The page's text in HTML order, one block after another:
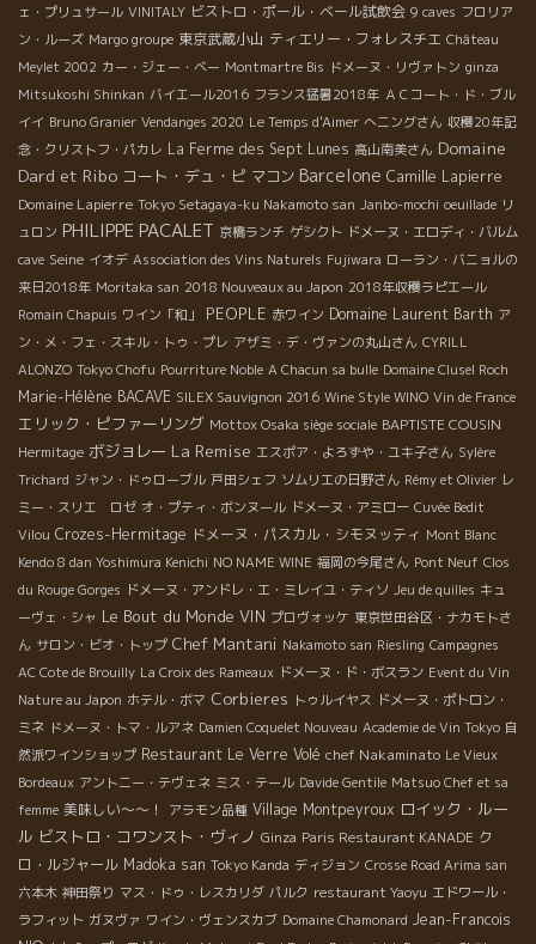
ェ・プリュサール VINITALY ビストロ・ポール・ベール試飲会 9 caves フロリア
ン・ルーズ Margo groupe 東京武蔵小山 ティエリー・フォレスチエ Château
Meylet 2002 カー・ジェー・ベー Montmartre Bis ドメーヌ・リヴァトン ginza
Mitsukoshi Shinkan バイエール2016 フランス猛暑2018年 ＡＣコート・ド・ブル
イイ Bruno Granier Vendanges 2020 Le Temps d'Aimer へニングさん 収穫20年記
念・クリストフ・パカレ La Ferme des Sept Lunes 高山南美さん Domaine
Dard et Ribo コート・デュ・ピ マコン Barcelone Camille Lapierre
Domaine Lapierre Tokyo Setagaya-ku Nakamoto san Janbo-mochi oeuillade リ
ュロン PHILIPPE PACALET 京橋ランチ ゲシクト ドメーヌ・エロディ・バルム
cave Seine イオデ Association des Vins Naturels Fujiwara ローラン・バニョルの
来日2018年 Moritaka san 2018 Nouveaux au Japon 2018年収穫ラピエール
Romain Chapuis ワイン「和」 PEOPLE 赤ワイン Domaine Laurent Barth ア
ン・メ・フェ・スキル・トゥ・プレ アザミ・デ・ヴァンの丸山さん CYRILL
ALONZO Tokyo Chofu Pourriture Noble A Chacun sa bulle Domaine Clusel Roch
Marie-Hélène BACAVE SILEX Sauvignon 2016 Wine Style WINO Vin de France
エリック・ピファーリング Mottox Osaka siège sociale BAPTISTE COUSIN
Hermitage ボジョレー La Remise エスポア・よろずや・ユキ子さん Sylère
Trichard ジャン・ドゥローブル 戸田シェフ ソムリエの日野さん Rémy et Olivier レ
ミー・スリエ ロゼ オ・プティ・ボンヌール ドメーヌ・アミロー Cuvée Bedit
Vilou Crozes-Hermitage ドメーヌ・パスカル・シモヌッティ Mont Blanc
Kendo 8 dan Yoshimura Kenichi NO NAME WINE 福岡の今尾さん Pont Neuf Clos
du Rouge Gorges ドメーヌ・アンドレ・エ・ミレイユ・ティソ Jeu de quilles キュ
ーヴェ・シャ Le Bout du Monde VIN プロヴォッケ 東京世田谷区・ナカモトさ
ん サロン・ビオ・トップ Chef Mantani Nakamoto san Riesling Campagnes
AC Cote de Brouilly La Croix des Rameaux ドメーヌ・ド・ボスラン Event du Vin
Nature au Japon ホテル・ボマ Corbieres トゥルイヤス ドメーヌ・ポトロン・
ミネ ドメーヌ・トマ・ルアネ Damien Coquelet Nouveau Academie de Vin Tokyo 自
然派ワインショップ Restaurant Le Verre Volé chef Nakaminato Le Vieux
Bordeaux アントニー・テヴェネ ミス・テール Davide Gentile Matsuo Chef et sa
femme 美味しい～～！ アラモン品種 Village Montpeyroux ロイック・ルー
ル ビストロ・コワンスト・ヴィノ Ginza Paris Restaurant KANADE ク
ロ・ルジャール Madoka san Tokyo Kanda ディジョン Crosse Road Arima san
六本木 神田祭り マス・ドゥ・レスカリダ パルク restaurant Yaoyu エドワール・
ラフィット ガヌヴァ ワイン・ヴェンスカブ Domaine Chamonard Jean-Francois